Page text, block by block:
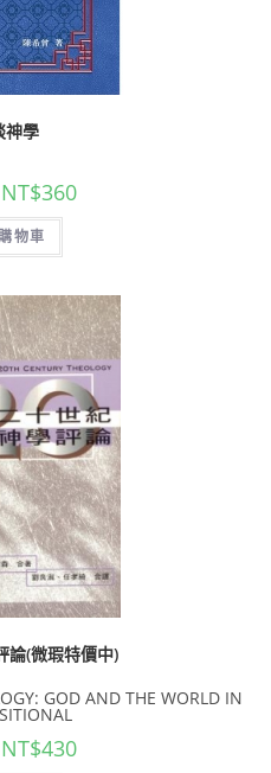
神學
NT$360
物車
論(微瑕特價中)
GOD AND THE WORLD IN
NT$430